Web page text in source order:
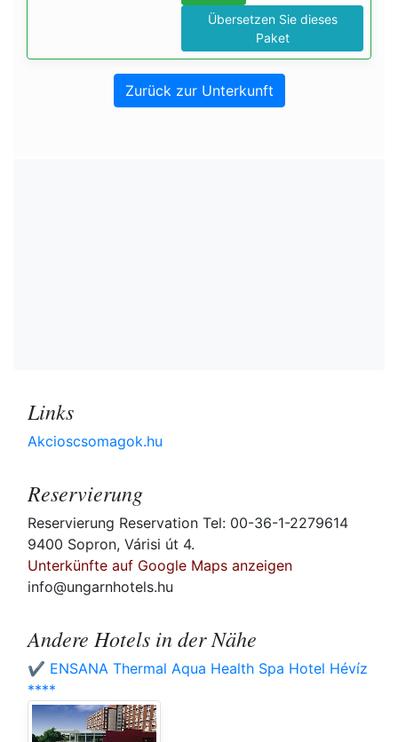
Übersetzen Sie dieses
Paket
Zurück zur Unterkunft
Links
Akcioscsomagok.hu
Reservierung
Reservierung Reservation Tel: 00-36-1-2279614
9400 Sopron, Várisi út 4.
Unterkünfte auf Google Maps anzeigen
info@ungarnhotels.hu
Andere Hotels in der Nähe
✔️ ENSANA Thermal Aqua Health Spa Hotel Hévíz
****